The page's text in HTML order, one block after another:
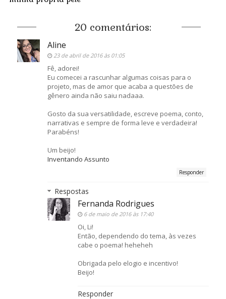
20 comentários:
Aline
23 de abril de 2016 às 01:05
Fê, adorei!
Eu comecei a rascunhar algumas coisas para o
projeto, mas de amor que acaba a questões de
gênero ainda não saiu nadaaa.
Gosto da sua versatilidade, escreve poema, conto,
narrativas e sempre de forma leve e verdadeira!
Parabéns!
Um beijo!
Inventando Assunto
Responder
Respostas
Fernanda Rodrigues
6 de maio de 2016 às 17:40
Oi, Li!
Então, dependendo do tema, às vezes
cabe o poema! heheheh
Obrigada pelo elogio e incentivo!
Beijo!
Responder